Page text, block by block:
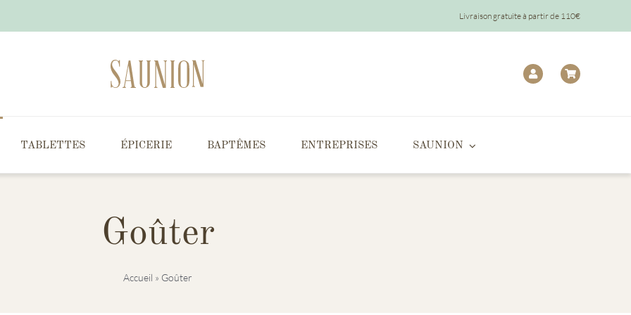
Livraison gratuite à partir de 110€
TABLETTES ÉPICERIE BAPTÊMES ENTREPRISES SAUNION
Goûter
Accueil » Goûter